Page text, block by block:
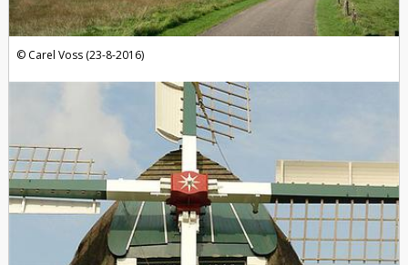
Carel Voss (23-8-2016)